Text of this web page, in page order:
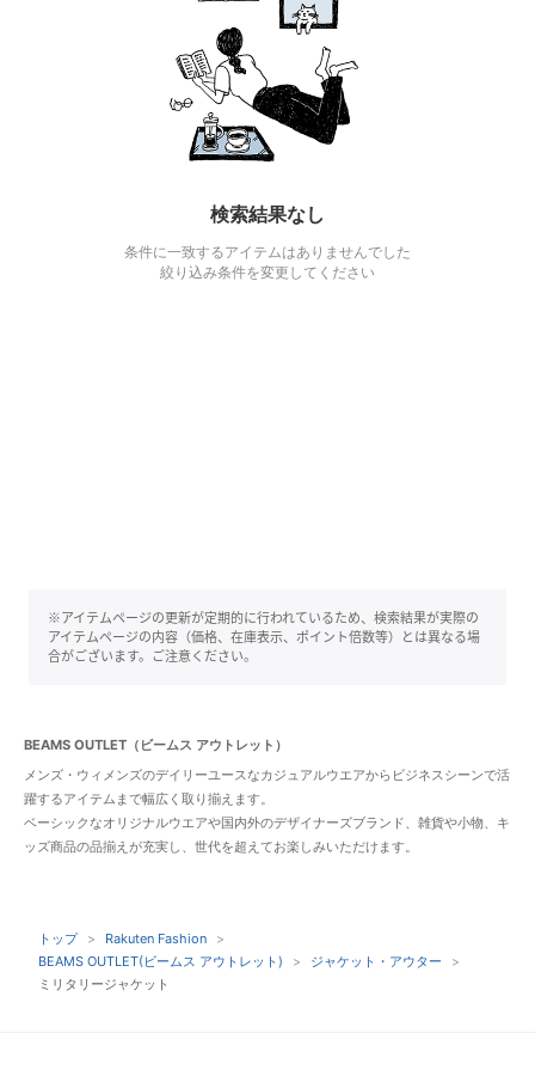
検索結果なし
条件に一致するアイテムはありませんでした
絞り込み条件を変更してください
※アイテムページの更新が定期的に行われているため、検索結果が実際の
アイテムページの内容（価格、在庫表示、ポイント倍数等）とは異なる場
合がございます。ご注意ください。
BEAMS OUTLET（ビームス アウトレット）
メンズ・ウィメンズのデイリーユースなカジュアルウエアからビジネスシーンで活
躍するアイテムまで幅広く取り揃えます。
ベーシックなオリジナルウエアや国内外のデザイナーズブランド、雑貨や小物、キ
ッズ商品の品揃えが充実し、世代を超えてお楽しみいただけます。
トップ
Rakuten Fashion
BEAMS OUTLET(ビームス アウトレット)
ジャケット・アウター
ミリタリージャケット